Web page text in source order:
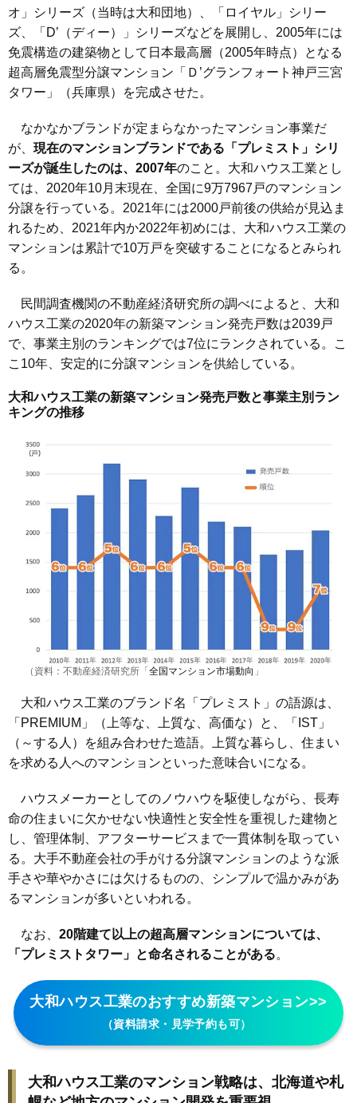
オ」シリーズ（当時は大和団地）、「ロイヤル」シリー
ズ、「D’（ディー）」シリーズなどを展開し、2005年には
免震構造の建築物として日本最高層（2005年時点）となる
超高層免震型分譲マンション「Ｄ’グランフォート神戸三宮
タワー」（兵庫県）を完成させた。
なかなかブランドが定まらなかったマンション事業だ
が、 現在のマンションブランドである「プレミスト」シリ
ーズが誕生したのは、2007年のこと。大和ハウス工業とし
ては、2020年10月末現在、全国に9万7967戸のマンション
分譲を行っている。2021年には2000戸前後の供給が見込ま
れるため、2021年内か2022年初めには、大和ハウス工業の
マンションは累計で10万戸を突破することになるとみられ
る。
民間調査機関の不動産経済研究所の調べによると、大和
ハウス工業の2020年の新築マンション発売戸数は2039戸
で、事業主別のランキングでは7位にランクされている。こ
こ10年、安定的に分譲マンションを供給している。
大和ハウス工業の新築マンション発売戸数と事業主別ラン
キングの推移
（資料：不動産経済研究所「全国マンション市場動向 」
大和ハウス工業のブランド名「プレミスト」の語源は、
「PREMIUM」（上等な、上質な、高価な）と、「IST」
（～する人）を組み合わせた造語。上質な暮らし、住まい
を求める人へのマンションといった意味合いになる。
ハウスメーカーとしてのノウハウを駆使しながら、長寿
命の住まいに欠かせない快適性と安全性を重視した建物と
し、管理体制、アフターサービスまで一貫体制を取ってい
る。大手不動産会社の手がける分譲マンションのような派
手さや華やかさには欠けるものの、シンプルで温かみがあ
るマンションが多いといわれる。
なお、 20階建て以上の超高層マンションについては、
「プレミストタワー」と命名されることがある。
大和ハウス工業のおすすめ新築マンション>>
（資料請求・見学予約も可）
大和ハウス工業のマンション戦略は、北海道や札